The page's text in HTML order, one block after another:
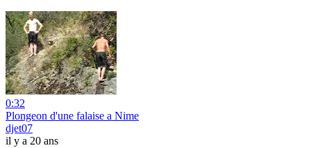
0:32
Plongeon d'une falaise a Nime
djet07
il y a 20 ans